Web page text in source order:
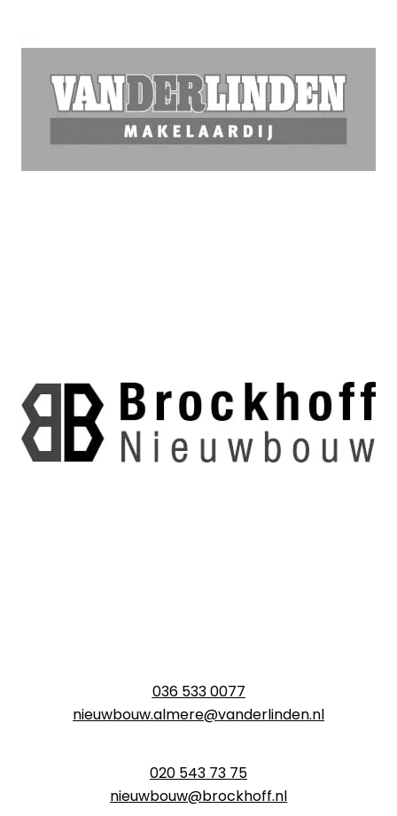
036 533 0077
nieuwbouw.almere@vanderlinden.nl
020 543 73 75
nieuwbouw@brockhoff.nl